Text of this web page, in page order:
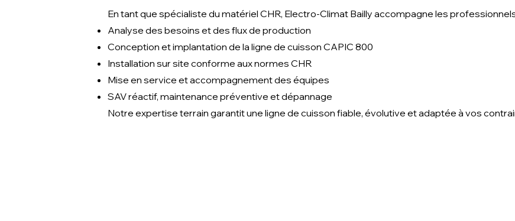
En tant que spécialiste du matériel CHR, Electro-Climat Bailly accompagne les
Analyse des besoins et des flux de production
Conception et implantation de la ligne de cuisson CAPIC 800
Installation sur site conforme aux normes CHR
Mise en service et accompagnement des équipes
SAV réactif, maintenance préventive et dépannage
Notre expertise terrain garantit une ligne de cuisson fiable, évolutive et adaptée à vos